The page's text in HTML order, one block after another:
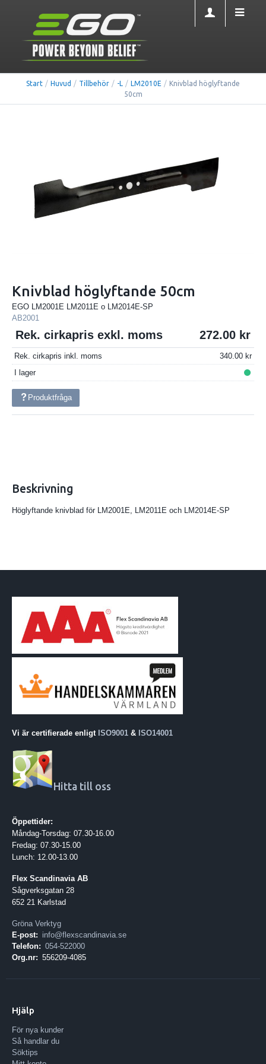
Start / Huvud / Tillbehör / -L / LM2010E / Knivblad höglyftande
50cm
Knivblad höglyftande 50cm
EGO LM2001E LM2011E o LM2014E-SP
AB2001
Rek. cirkapris exkl. moms 272.00
Rek. cirkapris inkl. moms
340.00
I lager
Produktfråga
Beskrivning
Höglyftande knivblad för LM2001E, LM2011E och LM2014E-SP
Vi är certifierade enligt ISO9001 & ISO14001
Hitta till oss
Öppettider:
Måndag-Torsdag: 07.30-16.00
Fredag: 07.30-15.00
Lunch: 12.00-13.00
Flex Scandinavia AB
Sågverksgatan 28
652 21 Karlstad
Gröna Verktyg
E-post: info@flexscandinavia.se
Telefon: 054-522000
Org.nr: 556209-4085
Hjälp
För nya kunder
Så handlar du
Söktips